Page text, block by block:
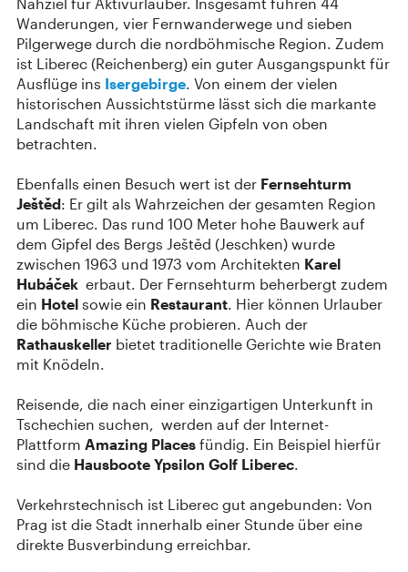
Wanderungen, vier Fernwanderwege und sieben
Pilgerwege durch die nordböhmische Region. Zudem
ist Liberec (Reichenberg) ein guter Ausgangspunkt für
Ausflüge ins Isergebirge. Von einem der vielen
historischen Aussichtstürme lässt sich die markante
Landschaft mit ihren vielen Gipfeln von oben
betrachten.
Ebenfalls einen Besuch wert ist der Fernsehturm
Ještěd: Er gilt als Wahrzeichen der gesamten Region
um Liberec. Das rund 100 Meter hohe Bauwerk auf
dem Gipfel des Bergs Ještěd (Jeschken) wurde
zwischen 1963 und 1973 vom Architekten Karel
Hubáček erbaut. Der Fernsehturm beherbergt zudem
ein Hotel sowie ein Restaurant. Hier können Urlauber
die böhmische Küche probieren. Auch der
Rathauskeller bietet traditionelle Gerichte wie Braten
mit Knödeln.
Reisende, die nach einer einzigartigen Unterkunft in
Tschechien suchen, werden auf der Internet-
Plattform Amazing Places fündig. Ein Beispiel hierfür
sind die Hausboote Ypsilon Golf Liberec.
Verkehrstechnisch ist Liberec gut angebunden: Von
Prag ist die Stadt innerhalb einer Stunde über eine
direkte Busverbindung erreichbar.